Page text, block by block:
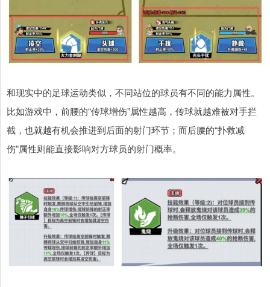
和现实中的足球运动类似，不同站位的球员有不同的能力属性。
比如游戏中，前腰的“传球增伤”属性越高，传球就越难被对手拦
截，也就越有机会推进到后面的射门环节；而后腰的“扑救减
伤”属性则能直接影响对方球员的射门概率。